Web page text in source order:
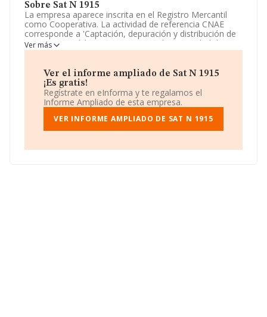
Sobre Sat N 1915
La empresa aparece inscrita en el Registro Mercantil
como Cooperativa. La actividad de referencia CNAE
corresponde a 'Captación, depuración y distribución de
agua', cuyo Código es 3600. No realiza actividad de
importación y/o exportación.
La sociedad Sat N 1915, CIF F17155870, está situada
en Carretera Martis A Serinya, (17832), en el municipio
de Esponella, en Girona, Cataluña.
Con los datos a disposición de INFORMA sobre 2.104
empresas pertenecientes al sector, la facturación en el
ámbito nacional alcanza los 8.617 millones de euros y
las empresas es de 4 millones de euros. Respecto a la
Ver más
Ver el informe ampliado de Sat N 1915
¡Es gratis!
Regístrate en eInforma y te regalamos el
Informe Ampliado de esta empresa.
VER INFORME AMPLIADO DE SAT N 1915